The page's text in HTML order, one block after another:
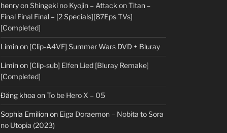
henryonShingeki no Kyojin – Attack on Titan –
Final Final Final – [2 Specials][87Eps TVs]
[Completed]
Liminon [Clip-A4VF] Summer Wars DVD + Bluray
Liminon [Clip-sub] Elfen Lied [Bluray Remake]
[Completed]
Đăng khoa onTo be Hero X – 05
Sophia Emilionon Eiga Doraemon – Nobita to Sora
no Utopia (2023)